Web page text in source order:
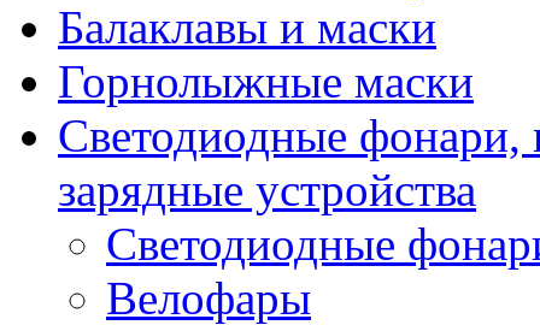
Балаклавы и маски
Горнолыжные маски
Светодиодные фонари,
зарядные устройства
Светодиодные
Велофары